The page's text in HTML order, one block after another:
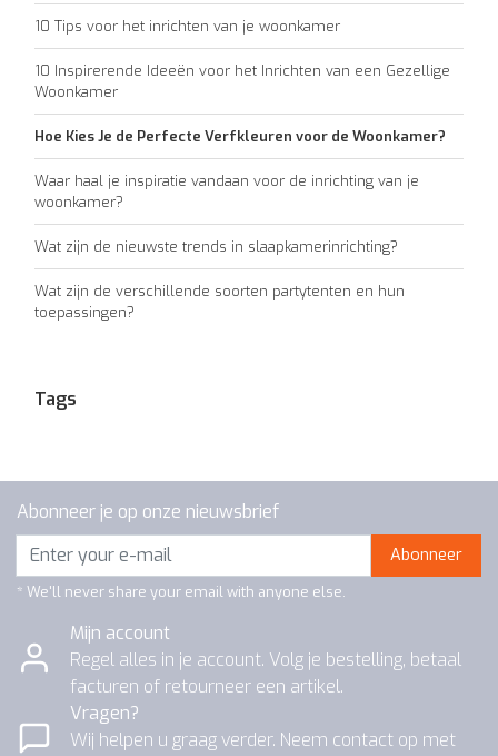
10 Tips voor het inrichten van je woonkamer
10 Inspirerende Ideeën voor het Inrichten van een Gezellige
Woonkamer
Hoe Kies Je de Perfecte Verfkleuren voor de Woonkamer?
Waar haal je inspiratie vandaan voor de inrichting van je
woonkamer?
Wat zijn de nieuwste trends in slaapkamerinrichting?
Wat zijn de verschillende soorten partytenten en hun
toepassingen?
Tags
Abonneer je op onze nieuwsbrief
Abonneer
* We'll never share your email with anyone else.
Mijn account
Regel alles in je account. Volg je bestelling, betaal
facturen of retourneer een artikel.
Vragen?
Wij helpen u graag verder. Neem contact op met